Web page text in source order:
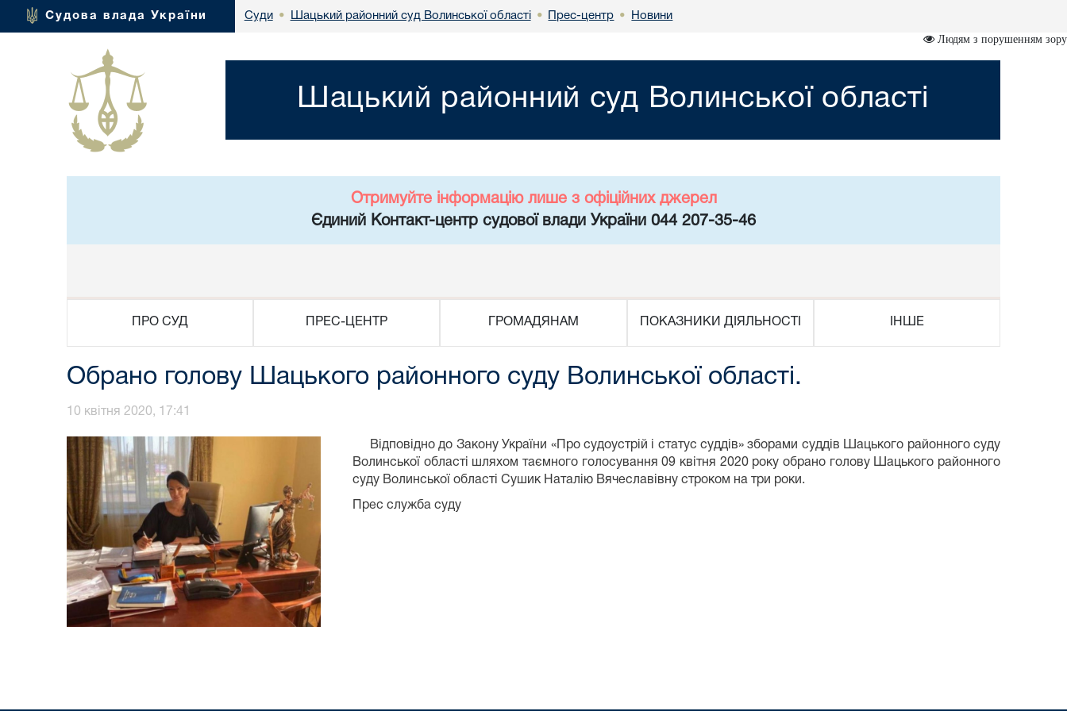
Судова влада України Суди • Шацький районний суд Волинської області • Прес-центр • Новини
Людям з порушенням зору
Шацький районний суд Волинської області
Отримуйте інформацію лише з офіційних джерел
Єдиний Контакт-центр судової влади України 044 207-35-46
ПРО СУД ПРЕС-ЦЕНТР ГРОМАДЯНАМ ПОКАЗНИКИ ДІЯЛЬНОСТІ ІНШЕ
Обрано голову Шацького районного суду Волинської області.
10 квітня 2020, 17:41
Відповідно до Закону України «Про судоустрій і статус суддів» зборами суддів Шацького районного суду
Волинської області шляхом таємного голосування 09 квітня 2020 року обрано голову Шацького районного
суду Волинської області Сушик Наталію Вячеславівну строком на три роки.
Прес служба суду